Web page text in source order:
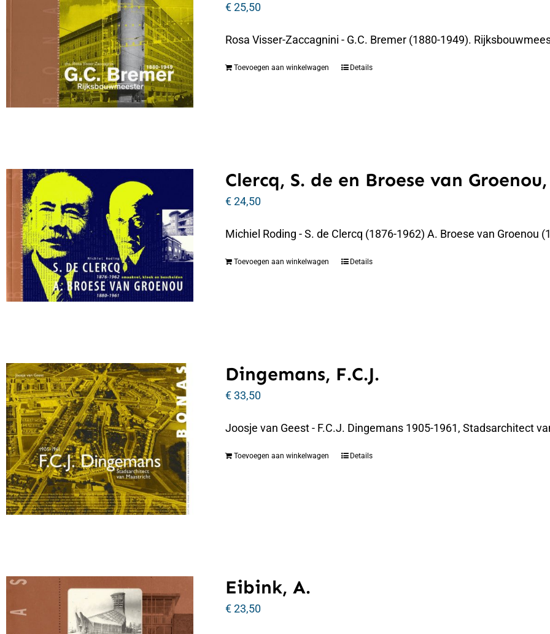
€25,50
Rosa Visser-Zaccagnini - G.C. Bremer (1880-1949).
Toevoegen aan winkelwagen Details
Clercq, S. de en Broese van
€24,50
Michiel Roding - S. de Clercq (1876-1962) A. Broese van Groenou
Toevoegen aan winkelwagen Details
Dingemans, F.C.J.
€33,50
Joosje van Geest - F.C.J. Dingemans 1905-1961, Stadsarchitect
Toevoegen aan winkelwagen Details
Eibink, A.
€23,50